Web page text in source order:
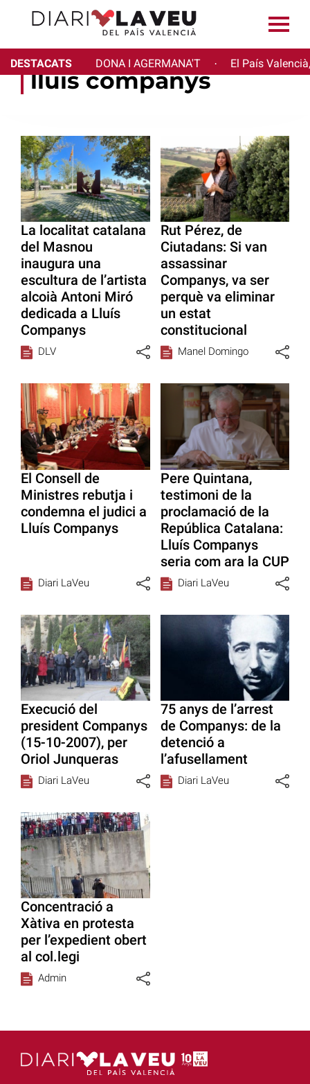
DESTACATS DONA I AGERMANA'T · El País
lluís companys
La localitat catalana
del Masnou
inaugura una
escultura de l’artista
alcoià Antoni Miró
dedicada a Lluís
Companys
DLV
Rut Pérez, de
Ciutadans: Si van
assassinar
Companys, va ser
perquè va eliminar
un estat
constitucional
Manel Domingo
El Consell de
Ministres rebutja i
condemna el judici a
Lluís Companys
Diari LaVeu
Pere Quintana,
testimoni de la
proclamació de la
República Catalana:
Lluís Companys
seria com ara la CUP
Diari LaVeu
Execució del
president Companys
(15-10-2007), per
Oriol Junqueras
Diari LaVeu
75 anys de l’arrest
de Companys: de la
detenció a
l’afusellament
Diari LaVeu
Concentració a
Xàtiva en protesta
per l’expedient obert
al col.legi
Admin